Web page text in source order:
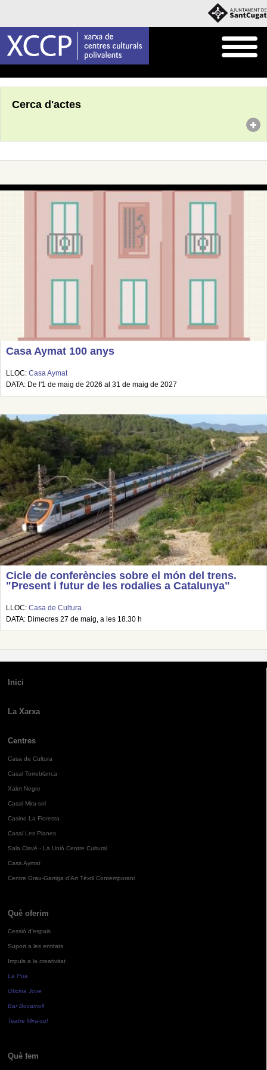
Cerca d'actes
Casa Aymat 100 anys
LLOC: Casa Aymat
DATA: De l'1 de maig de 2026 al 31 de maig de 2027
Cicle de conferències sobre el món del trens.
"Present i futur de les rodalies a Catalunya"
LLOC: Casa de Cultura
DATA: Dimecres 27 de maig, a les 18.30 h
Inici
La Xarxa
Centres
Casa de Cultura
Casal Torreblanca
Xalet Negre
Casal Mira-sol
Casino La Floresta
Casal Les Planes
Sala Clavé - La Unió Centre Cultural
Casa Aymat
Centre Grau-Garriga d'Art Tèxtil Contemporani
Què oferim
Cessió d'espais
Suport a les entitats
Impuls a la creativitat
La Pua
Oficina Jove
Bar Bocamoll
Teatre Mira-sol
Què fem